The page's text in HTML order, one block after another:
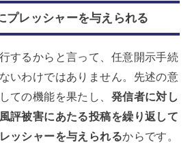
プレッシャーを与えられる
するからと言って、任意開示手続
いわけではありません。先述の意
ての機能を果たし、 発信者に対し
評被害にあたる投稿を繰り返して
ッシャーを与えられるからです。